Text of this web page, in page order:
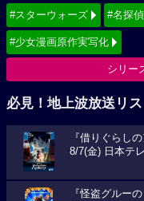
#スターウォーズ #名探
#少女漫画原作実写化
シリー
必見！地上波放送リス
『借りぐらし
8/7(金) 日本テ
『怪盗グルー